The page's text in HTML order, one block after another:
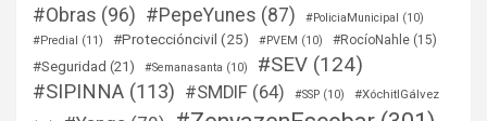
#Obras (96) #PepeYunes (87) #PoliciaMunicipal (10)
#Predial (11) #Proteccióncivil (25) #PVEM (10) #RocíoNahle (15)
#Seguridad (21) #Semanasanta (10) #SEV (124)
#SIPINNA (113) #SMDIF (64) #SSP (10) #XóchitlGálvez